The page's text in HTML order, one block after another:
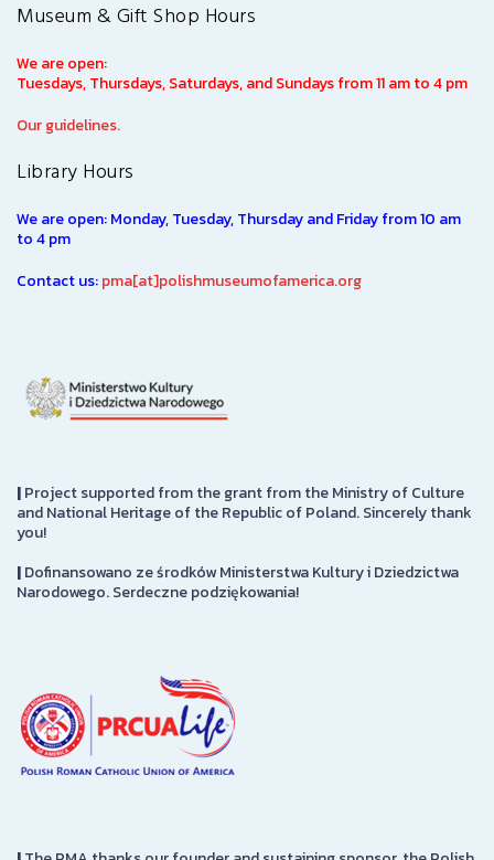
Museum & Gift Shop Hours
We are open:
Tuesdays, Thursdays, Saturdays, and Sundays from 11 am to 4 pm
Our guidelines.
Library Hours
We are open: Monday, Tuesday, Thursday and Friday from 10 am
to 4 pm
Contact us:pma[at]polishmuseumofamerica.org
|Project supported from the grant from the Ministry of Culture
and National Heritage of the Republic of Poland. Sincerely thank
you!
|Dofinansowano ze środków Ministerstwa Kultury i Dziedzictwa
Narodowego. Serdeczne podziękowania!